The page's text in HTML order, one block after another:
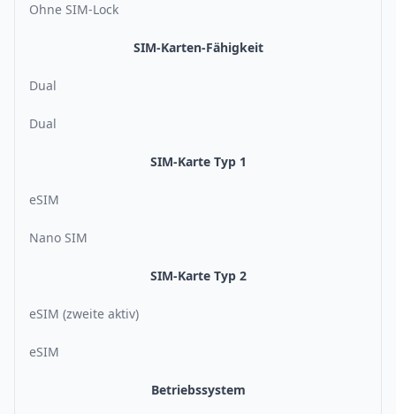
Ohne SIM-Lock
SIM-Karten-Fähigkeit
Dual
Dual
SIM-Karte Typ 1
eSIM
Nano SIM
SIM-Karte Typ 2
eSIM (zweite aktiv)
eSIM
Betriebssystem